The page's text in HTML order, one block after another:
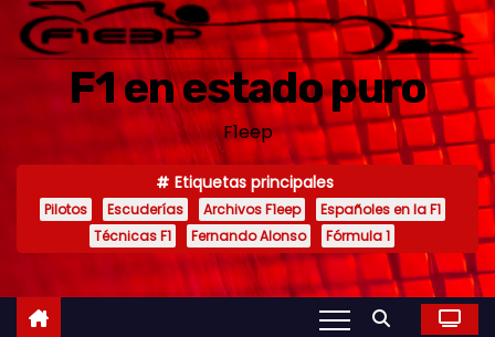
i
F1 en estado puro
F1eep
Etiquetas principales
Pilotos Escuderías Archivos F1eep
Españoles en la F1
Técnicas F1
Fernando Alonso Fórmula 1